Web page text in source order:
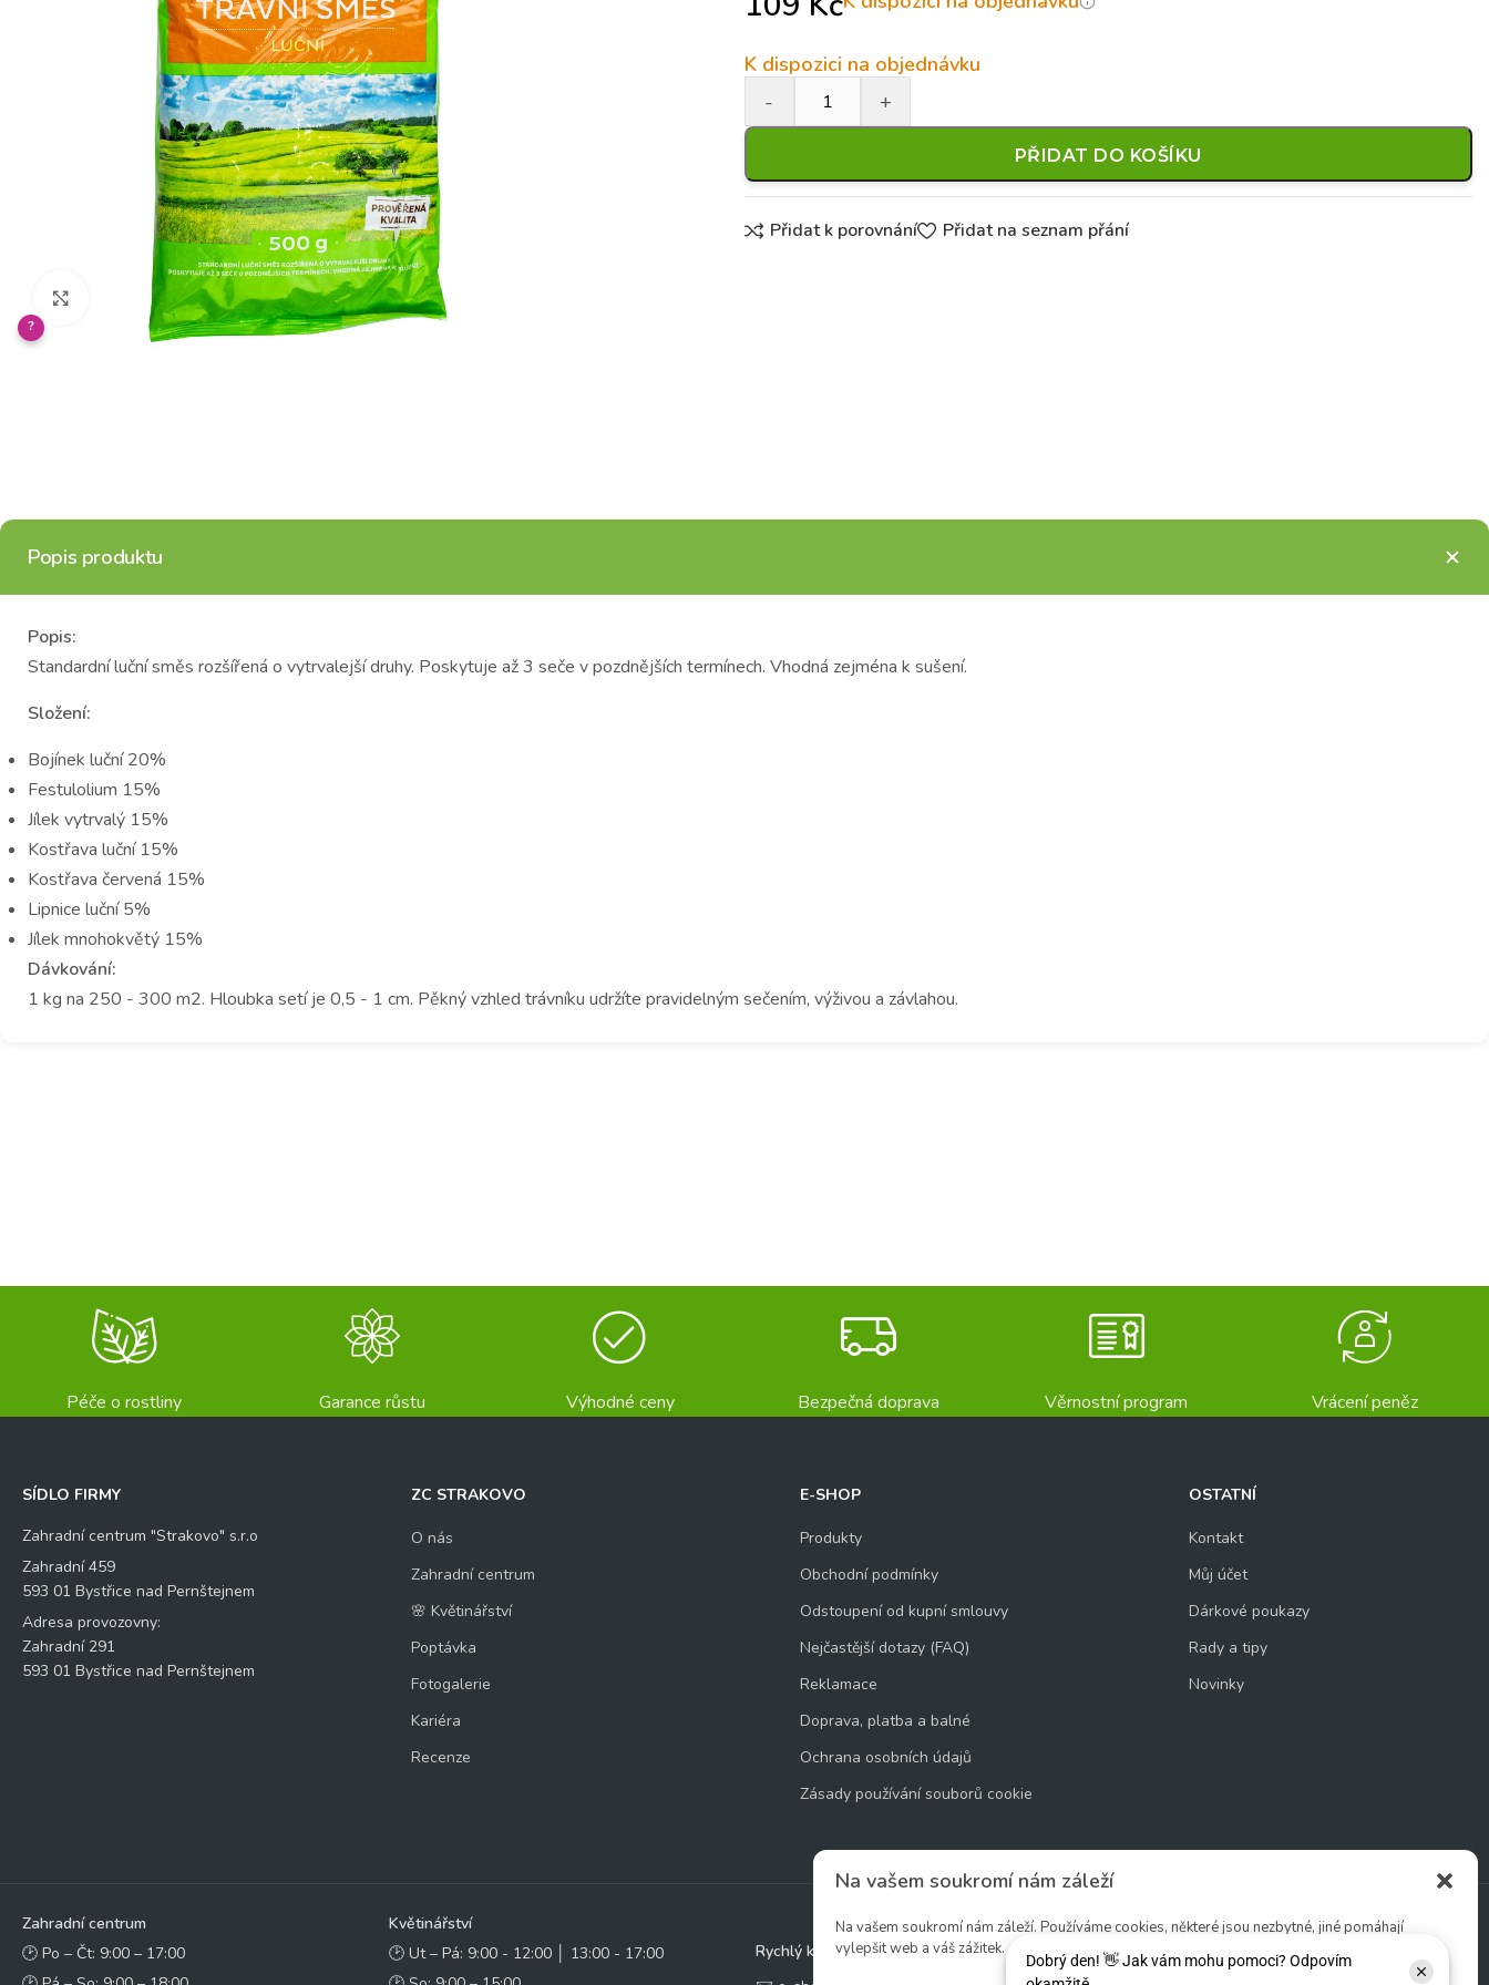
Na vašem soukromí nám záleží
Na vašem soukromí nám záleží. Používáme cookies, některé jsou nezbytné, jiné pomáhají
vylepšit web a váš zážitek.
Klikněte pro zvětšení
?
K dispozici na objednávku
PŘIDAT DO KOŠÍKU
Přidat k porovnání Přidat na seznam přání
Popis produktu
Popis:
Standardní luční směs rozšířená o vytrvalejší druhy. Poskytuje až 3 seče v pozdnějších termínech. Vhodná zejména k sušení.
Složení:
Bojínek luční 20%
Festulolium 15%
Jílek vytrvalý 15%
Kostřava luční 15%
Kostřava červená 15%
Lipnice luční 5%
Jílek mnohokvětý 15%
Dávkování:
1 kg na 250 - 300 m2. Hloubka setí je 0,5 - 1 cm. Pěkný vzhled trávníku udržíte pravidelným sečením, výživou a závlahou.
Péče o rostliny Garance růstu Výhodné ceny Bezpečná doprava Věrnostní program Vrácení peněz
SÍDLO FIRMY
Zahradní centrum "Strakovo" s.r.o
Zahradní 459
593 01 Bystřice nad Pernštejnem
Adresa provozovny:
Zahradní 291
593 01 Bystřice nad Pernštejnem
ZC STRAKOVO
O nás
Zahradní centrum
🌸 Květinářství
Poptávka
Fotogalerie
Kariéra
Recenze
E-SHOP
Produkty
Obchodní podmínky
Odstoupení od kupní smlouvy
Nejčastější dotazy (FAQ)
Reklamace
Doprava, platba a balné
Ochrana osobních údajů
Zásady používání souborů cookie
OSTATNÍ
Kontakt
Můj účet
Dárkové poukazy
Rady a tipy
Novinky
Zahradní centrum
🕑 Po – Čt: 9:00 – 17:00
Květinářství
🕑 Ut – Pá: 9:00 - 12:00 │ 13:00 - 17:00
Rychlý kontakt:
Sledujte nás: